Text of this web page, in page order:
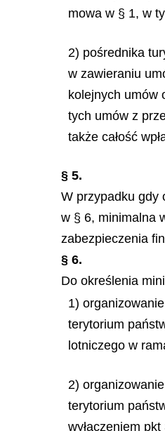
mowa w § 1, w
2) pośrednika
w zawieraniu
kolejnych umów
tych umów z
także całość
§ 5.
W przypadku gdy
w § 6, minimalna
zabezpieczenia
§ 6.
Do określenia
1)
terytorium
lotniczego w
2)
terytorium
wyłączeniem pkt